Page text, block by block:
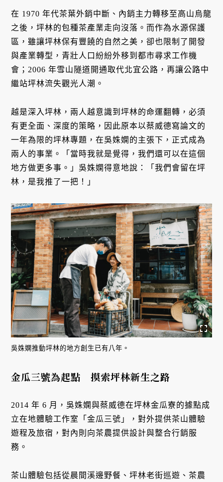
在 1970 年代茶葉外銷中斷、內銷主力轉移至高山烏龍
之後，坪林的包種茶產業走向沒落。而作為水源保護
區，雖讓坪林保有豐饒的自然之美，卻也限制了開發
與產業轉型，青壯人口紛紛外移到都市尋求工作機
會；2006 年雪山隧道開通取代北宜公路，再讓公路中
繼站坪林流失觀光人潮。
越是深入坪林，兩人越意識到坪林的命運翻轉，必須
有更全面、深度的策略，因此原本以蔡威德寫論文的
一年為限的坪林專題，在吳姝嫻的主張下，正式成為
兩人的事業。「當時我就是覺得，我們還可以在這個
地方做更多事。」吳姝嫻得意地說：「我們會留在坪
林，是我推了一把！」
吳姝嫻推動坪林的地方創生已有八年。
金瓜三號為起點 摸索坪林新生之路
2014 年 6 月，吳姝嫻與蔡威德在坪林金瓜寮的據點成
立在地體驗工作室「金瓜三號」，對外提供茶山體驗
遊程及旅宿，對內則向茶農提供設計與整合行銷服
務。
茶山體驗包括從晨間溪邊野餐、坪林老街巡遊、茶農